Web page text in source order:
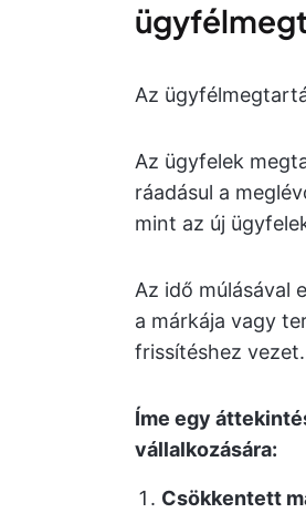
Az
Az ügyfelek
ráadásul a
mint az új
Az idő múlásával
a márkája vagy
frissítéshez vezet.
Íme egy
vállalkozására:
Csökkentett